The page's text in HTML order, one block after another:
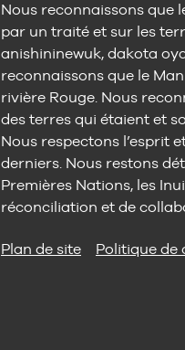
Nous reconnaissons que
par un traité et sur les
anishininewuk, dakota
reconnaissons que le
rivière Rouge. Nous
des terres qui étaient et
Nous respectons l’esprit
derniers. Nous restons
Premières Nations, les
réconciliation et de
Plan de site Politique de